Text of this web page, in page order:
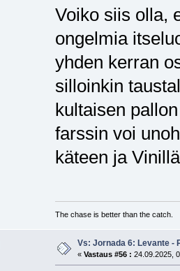
Voiko siis olla,
ongelmia
yhden kerran
silloinkin
kultaisen
farssin voi
käteen ja
The chase is better than the catch.
Vs: Jornada 6: Levante -
« Vastaus #56 : 24.09.2025,